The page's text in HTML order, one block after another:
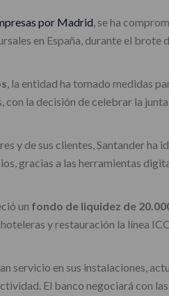
por Madrid, se ha
en España, durante el brote
, la entidad ha tomado medidas
con la decisión de celebrar la
y de sus clientes, Santander ha
gracias a las herramientas
un fondo de liquidez de
y restauración la línea
servicio en sus instalaciones,
El banco negociará con